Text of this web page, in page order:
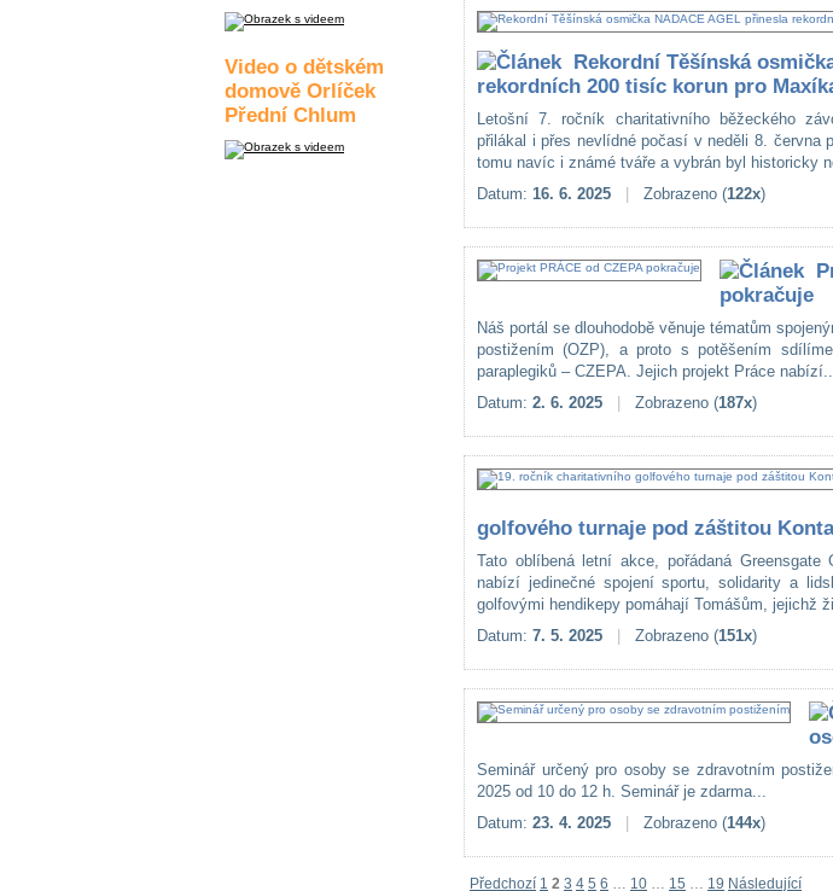
Video o dětském
domově Orlíček
Přední Chlum
Rekordní Těšínská
rekordních 200 tisíc korun pro
Letošní 7. ročník charitativního běžeckého
přilákal i přes nevlídné počasí v neděli 8. června
tomu navíc i známé tváře a vybrán byl historicky
Datum: 16. 6. 2025 Zobrazeno (122x)
pokračuje
Náš portál se dlouhodobě věnuje tématům
postižením (OZP), a proto s potěšením
paraplegiků – CZEPA. Jejich projekt Práce
Datum: 2. 6. 2025 Zobrazeno (187x)
golfového turnaje pod záštitou
Tato oblíbená letní akce, pořádaná
nabízí jedinečné spojení sportu, solidarity a
golfovými hendikepy pomáhají Tomášům, jejichž
Datum: 7. 5. 2025 Zobrazeno (151x)
Seminář určený pro osoby se zdravotním
2025 od 10 do 12 h. Seminář je zdarma...
Datum: 23. 4. 2025 Zobrazeno (144x)
Předchozí 1 2 3 4 5 6 … 10 … 15 … 19 Následující